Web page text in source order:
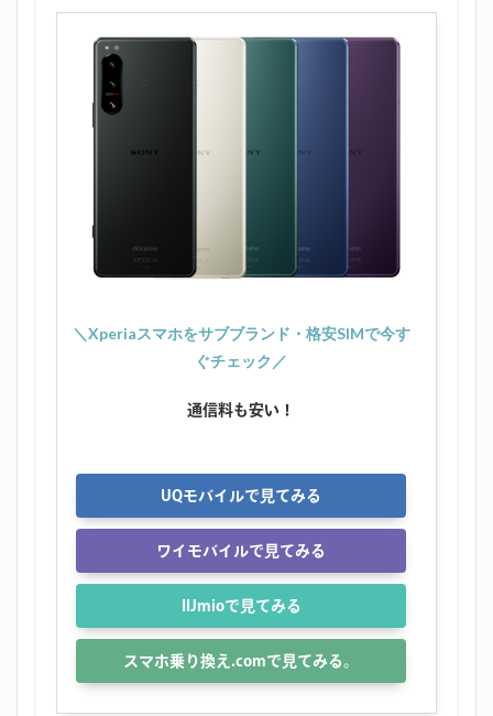
＼Xperiaスマホをサブブランド・格安SIMで今す
ぐチェック／
通信料も安い！
UQモバイルで見てみる
ワイモバイルで見てみる
IIJmioで見てみる
スマホ乗り換え.comで見てみる。